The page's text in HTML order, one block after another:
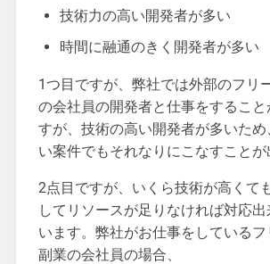
技術力の高い開発者が多い
時間に融通のきく開発者が多い
1つ目ですが、弊社では外部のフリ
の会社員の開発者と仕事をするこ
すが、技術の高い開発者が多いた
い案件でもそれなりにこなすことが
2点目ですが、いくら技術が高くて
してリソースが足りなければ対応
います。弊社がお仕事をしている
副業の会社員の場合、